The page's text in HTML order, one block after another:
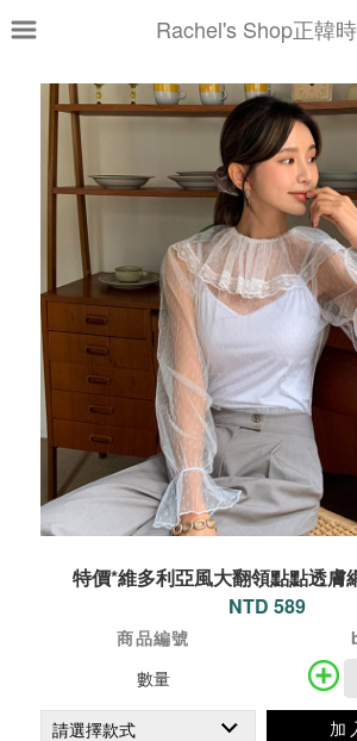
Rachel's Shop正韓
特價*維多利亞風大翻領點點透膚
NTD 589
商品編號
數量
加